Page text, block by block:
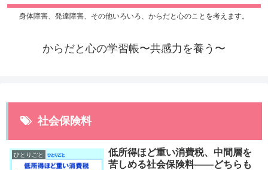
身体障害、発達障害、その他いろいろ、からだと心のことを考えます。
からだと心の学習帳〜共感力を養う〜
社会保険料
ひとりごと
低所得ほど重い消費税、中間層を
苦しめる社会保険料――どちらも